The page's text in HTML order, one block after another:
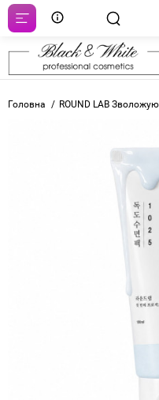
Головна ROUND LAB